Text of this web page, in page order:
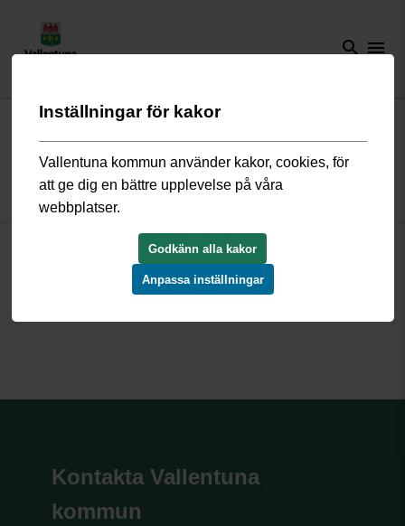
search menu
Start/Bygga, bo och miljö/ Översiktsplan och detaljplaner
Detaljplan N Åbyområdet S790426
39§ Byggnadslagen.pdf
S790426_beskrivning.pdf
S790426_plankarta.pdf
Kontakta Vallentuna
kommun
Inställningar för kakor
Vallentuna kommun använder kakor, cookies, för
att ge dig en bättre upplevelse på våra
webbplatser.
Godkänn alla kakor
Anpassa inställningar